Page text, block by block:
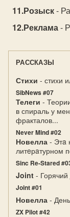
Розыск-
Реклама-
РАССКАЗЫ
Стихи - стихи
SibNews #07
Телеги -
в спираль у
фракталов...
Never Mind #02
Новелла - Этa
литeрaтурном
Sinc Re-Stared
Joint -
Joint #01
Новелла -
ZX Pilot #42